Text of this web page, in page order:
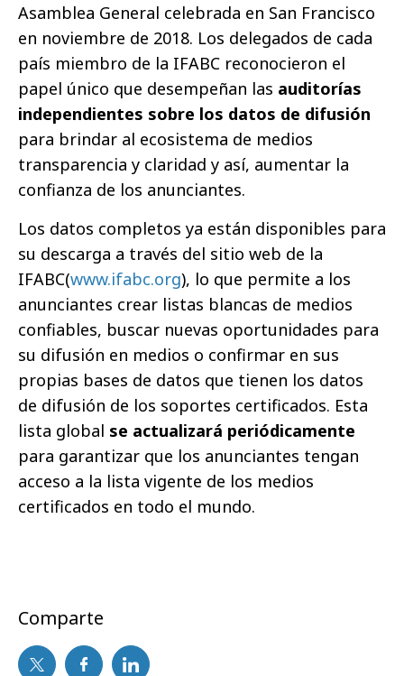
Asamblea General celebrada en San Francisco
en noviembre de 2018. Los delegados de cada
país miembro de la IFABC reconocieron el
papel único que desempeñan las auditorías
independientes sobre los datos de difusión
para brindar al ecosistema de medios
transparencia y claridad y así, aumentar la
confianza de los anunciantes.
Los datos completos ya están disponibles para
su descarga a través del sitio web de la
IFABC(www.ifabc.org), lo que permite a los
anunciantes crear listas blancas de medios
confiables, buscar nuevas oportunidades para
su difusión en medios o confirmar en sus
propias bases de datos que tienen los datos
de difusión de los soportes certificados. Esta
lista global se actualizará periódicamente
para garantizar que los anunciantes tengan
acceso a la lista vigente de los medios
certificados en todo el mundo.
Comparte